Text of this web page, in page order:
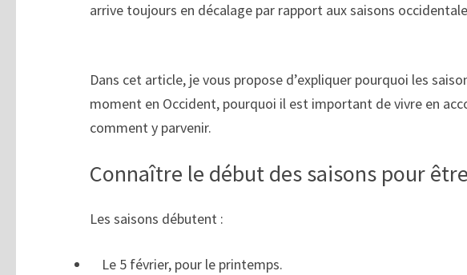
arrive toujours en décalage par rapport aux saisons
Dans cet article, je vous propose d’expliquer pourquoi les
moment en Occident, pourquoi il est important de vivre en
comment y parvenir.
Connaître le début des saisons pour
Les saisons débutent :
Le 5 février, pour le printemps.